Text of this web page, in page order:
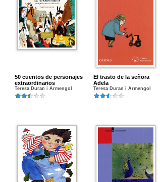
50 cuentos de personajes
extraordinarios
Teresa Duran i Armengol
El trasto de la señora
Adela
Teresa Duran i Armengol